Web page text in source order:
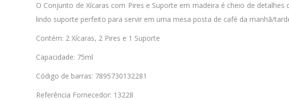
O Conjunto de Xícaras com Pires e Suporte em madeira é cheio de
lindo suporte perfeito para servir em uma mesa posta de café da manhã/
Contém: 2 Xícaras, 2 Pires e 1 Suporte
Capacidade: 75ml
Código de barras: 7895730132281
Referência Fornecedor: 13228